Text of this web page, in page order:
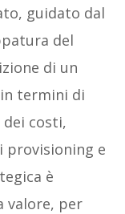
guidato dal
del
di un
termini di
dei costi,
provisioning e
è
valore, per